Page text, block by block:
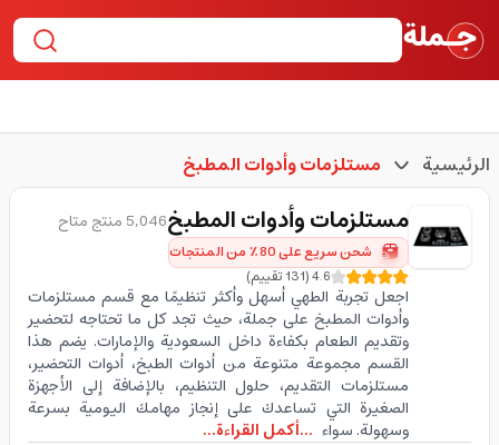
الرئيسية مستلزمات وأدوات المطبخ
مستلزمات وأدوات المطبخ5,046 منتج متاح
شحن سريع على 80٪ من المنتجات
4.6
(
131تقييم)
اجعل تجربة الطهي أسهل وأكثر تنظيمًا مع قسم مستلزمات
وأدوات المطبخ على جملة، حيث تجد كل ما تحتاجه لتحضير
وتقديم الطعام بكفاءة داخل السعودية والإمارات. يضم هذا
القسم مجموعة متنوعة من أدوات الطبخ، أدوات التحضير،
مستلزمات التقديم، حلول التنظيم، بالإضافة إلى الأجهزة
الصغيرة التي تساعدك على إنجاز مهامك اليومية بسرعة
وسهولة. سواء ...أكمل القراءة...